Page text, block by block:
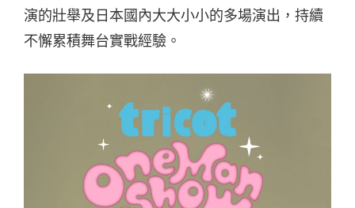
演的壯舉及日本國內大大小小的多場演出，持續
不懈累積舞台實戰經驗。